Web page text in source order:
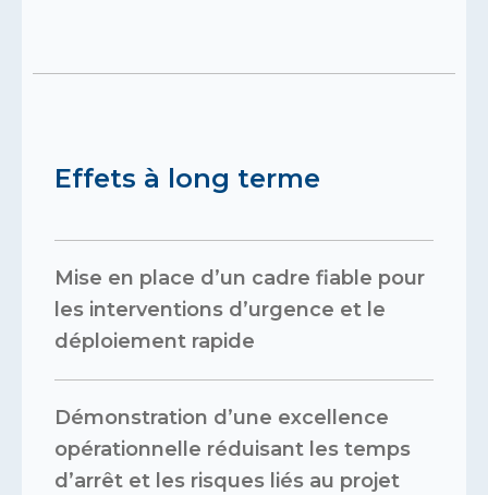
Effets à long terme
Mise en place d’un cadre fiable pour
les interventions d’urgence et le
déploiement rapide
Démonstration d’une excellence
opérationnelle réduisant les temps
d’arrêt et les risques liés au projet